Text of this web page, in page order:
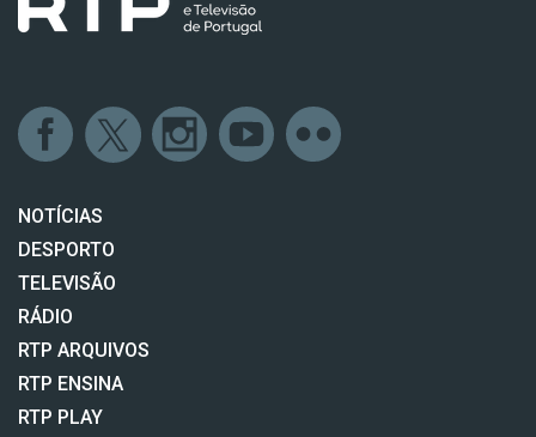
NOTÍCIAS
DESPORTO
TELEVISÃO
RÁDIO
RTP ARQUIVOS
RTP ENSINA
RTP PLAY